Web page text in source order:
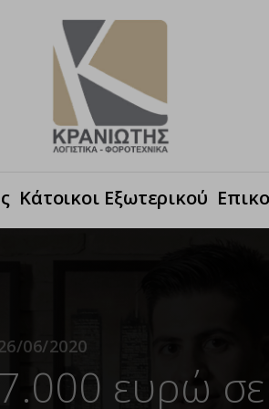
Κάτοικοι Εξωτερικού
06/2020
ευρώ